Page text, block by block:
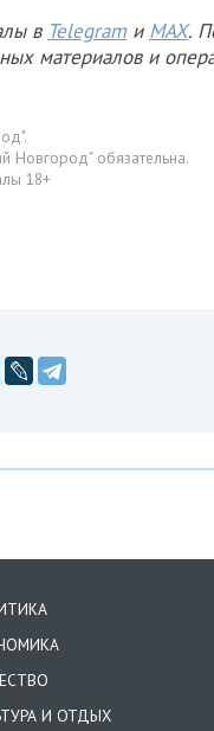
в Telegram и MAX.
материалов и
Новгород" обязательна.
18+
И ОТДЫХ